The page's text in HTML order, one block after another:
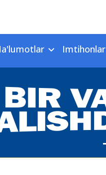
Imtihonlar